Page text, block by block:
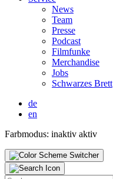
News
Team
Pres­se
Pod­cast
Film­fun­ke
Mer­chan­di­se
Jobs
Schwar­zes Brett
de
en
Farbmodus: inaktiv aktiv